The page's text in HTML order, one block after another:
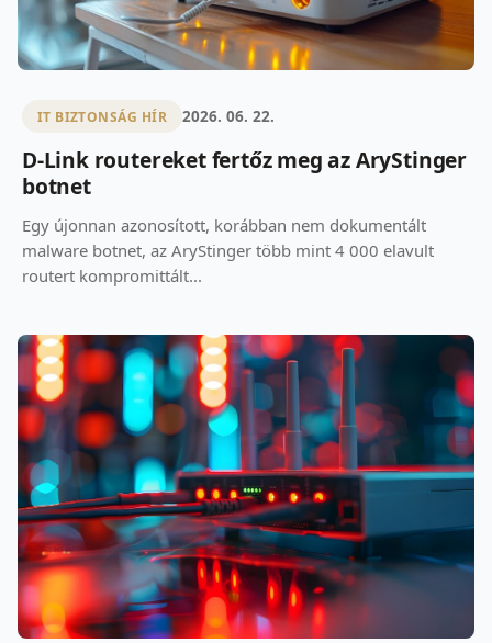
IT BIZTONSÁG HÍR 2026. 06. 22.
D-Link routereket fertőz meg az AryStinger
botnet
Egy újonnan azonosított, korábban nem dokumentált
malware botnet, az AryStinger több mint 4 000 elavult
routert kompromittált...